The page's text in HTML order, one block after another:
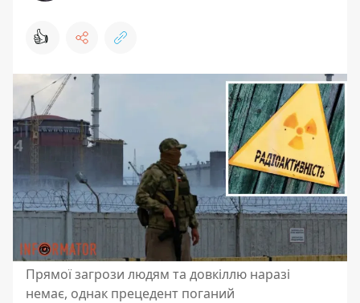
👍
Прямої загрози людям та довкіллю наразі
немає, однак прецедент поганий